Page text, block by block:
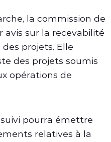
la commission de
avis sur la recevabilité
projets. Elle
des projets soumis
opérations de
pourra émettre
relatives à la